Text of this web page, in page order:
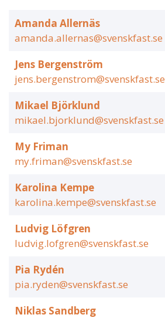
Amanda Allernäs
amanda.allernas@svenskfast.se
Jens Bergenström
jens.bergenstrom@svenskfast.se
Mikael Björklund
mikael.bjorklund@svenskfast.se
My Friman
my.friman@svenskfast.se
Karolina Kempe
karolina.kempe@svenskfast.se
Ludvig Löfgren
ludvig.lofgren@svenskfast.se
Pia Rydén
pia.ryden@svenskfast.se
Niklas Sandberg